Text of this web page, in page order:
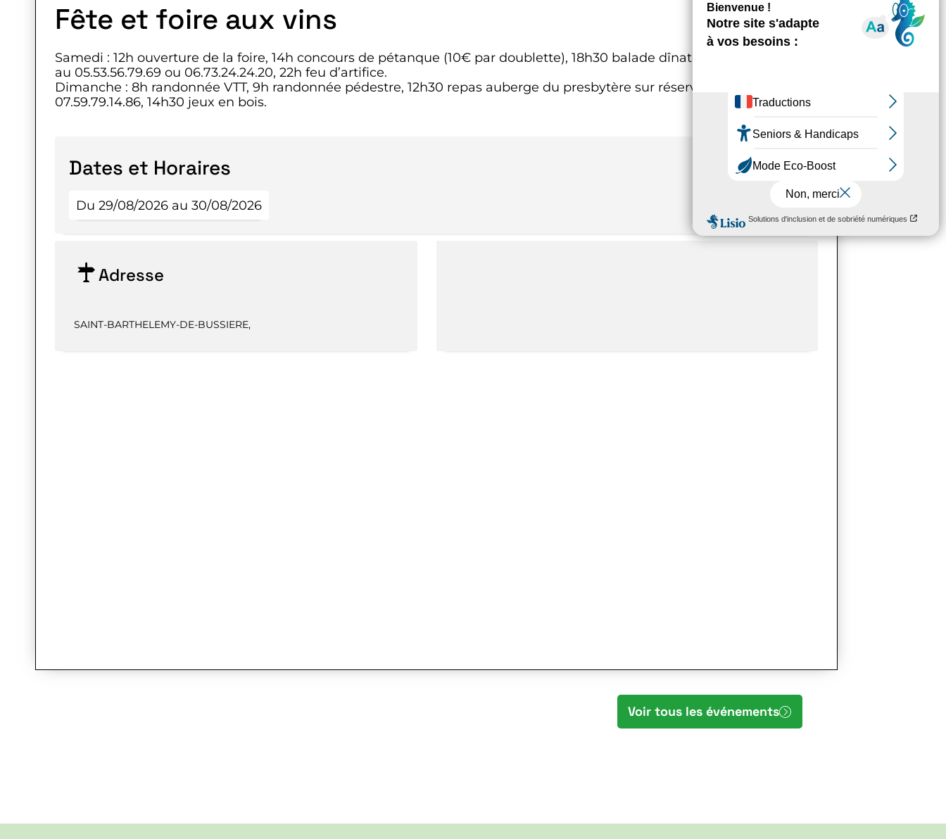
Fête et foire aux vins
Samedi : 12h ouverture de la foire, 14h concours de pétanque (10€ par doublette), 18h30 balade dînatoire sur réservation
au 05.53.56.79.69 ou 06.73.24.24.20, 22h feu d’artifice.
Dimanche : 8h randonnée VTT, 9h randonnée pédestre, 12h30 repas auberge du presbytère sur réservation au
07.59.79.14.86, 14h30 jeux en bois.
Dates et Horaires
Du 29/08/2026 au 30/08/2026
Adresse
SAINT-BARTHELEMY-DE-BUSSIERE,
Voir tous les événements